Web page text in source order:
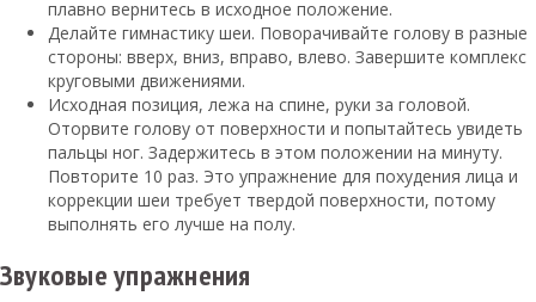
плавно вернитесь в исходное положение.
Делайте гимнастику шеи. Поворачивайте голову в разные
стороны: вверх, вниз, вправо, влево. Завершите комплекс
круговыми движениями.
Исходная позиция, лежа на спине, руки за головой.
Оторвите голову от поверхности и попытайтесь увидеть
пальцы ног. Задержитесь в этом положении на минуту.
Повторите 10 раз. Это упражнение для похудения лица и
коррекции шеи требует твердой поверхности, потому
выполнять его лучше на полу.
Звуковые упражнения